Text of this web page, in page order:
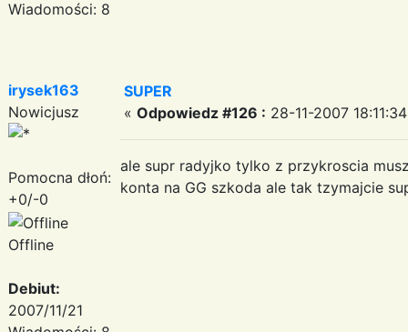
Wiadomości: 8
irysek163
Nowicjusz
Pomocna dłoń:
+0/-0
Offline
Debiut:
2007/11/21
SUPER
« Odpowiedz #126 : 28-11-2007
ale supr radyjko tylko z przykroscia
konta na GG szkoda ale tak tzymajcie